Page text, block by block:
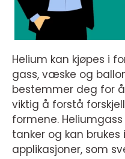
Helium kan kjøpes i
gass, væske og
bestemmer deg for
viktig å forstå
formene.
tanker og kan brukes
applikasjoner, som